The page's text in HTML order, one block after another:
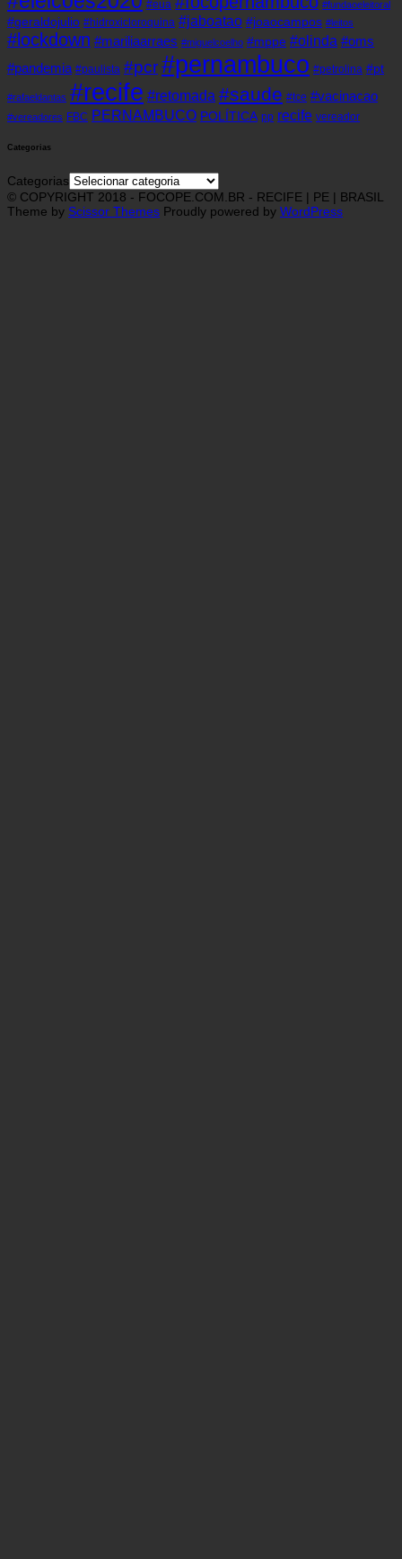
#eua #fundaoeleitoral
#geraldojulio #hidroxicloroquina #jaboatao #joaocampos #leitos
#lockdown #mariliaarraes #miguelcoelho #mppe #olinda #oms
#pandemia #paulista #pcr#pernambuco #petrolina #pt
#rafaeldantas #recife #retomada #saude #tce #vacinacao
#vereadores FBC PERNAMBUCO POLÍTICA pp recife vereador
Categorias
Categorias
© COPYRIGHT 2018 - FOCOPE.COM.BR - RECIFE | PE | BRASIL
Theme by Scissor Themes Proudly powered by WordPress